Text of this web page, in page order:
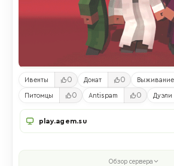
Ивенты 0 Донат 0 Выживание
Питомцы 0 Antispam 0 Дуэли
play.agem.su
Обзор сервера